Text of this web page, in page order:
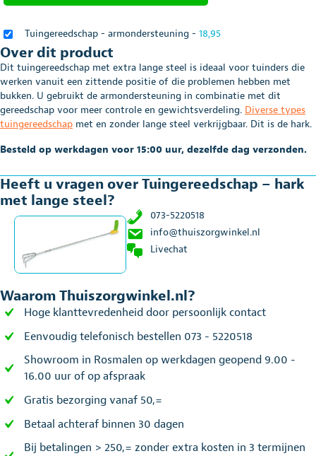
Tuingereedschap - armondersteuning - 18,95
Over dit product
Dit tuingereedschap met extra lange steel is ideaal voor tuinders die
werken vanuit een zittende positie of die problemen hebben met
bukken. U gebruikt de armondersteuning in combinatie met dit
gereedschap voor meer controle en gewichtsverdeling. Diverse types
tuingereedschap met en zonder lange steel verkrijgbaar. Dit is de hark.
Besteld op werkdagen voor 15:00 uur, dezelfde dag verzonden.
Heeft u vragen over Tuingereedschap – hark
met lange steel?
073-5220518
info@thuiszorgwinkel.nl
Livechat
Waarom Thuiszorgwinkel.nl?
Hoge klanttevredenheid door persoonlijk contact
Eenvoudig telefonisch bestellen 073 - 5220518
Showroom in Rosmalen op werkdagen geopend 9.00 -
16.00 uur of op afspraak
Gratis bezorging vanaf 50,=
Betaal achteraf binnen 30 dagen
Bij betalingen > 250,= zonder extra kosten in 3 termijnen